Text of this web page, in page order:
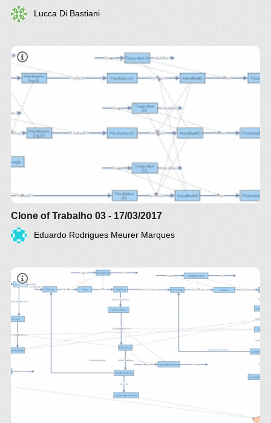
Lucca Di Bastiani
Clone of Trabalho 03 - 17/03/2017
Eduardo Rodrigues Meurer Marques